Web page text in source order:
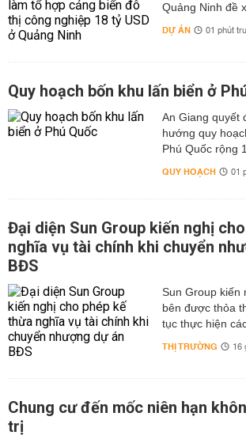
Quảng Ninh đề
DỰ ÁN 01 phút
Quy hoạch bốn khu lấn biển ở
An Giang quyết
hướng quy
Phú Quốc rộng
QUY HOẠCH 01
Đại diện Sun Group kiến nghị
nghĩa vụ tài chính khi chuyển
BĐS
Sun Group kiến
bên được thỏa
tục thực hiện
THỊ TRƯỜNG 16
Chung cư đến mốc niên hạn
trị